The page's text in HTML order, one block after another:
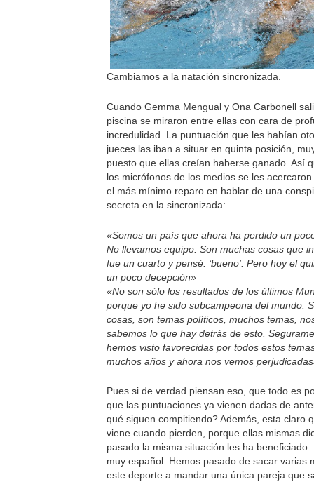
Cambiamos a la natación sincronizada.
Cuando Gemma Mengual y Ona Carbonell
piscina se miraron entre ellas con cara de
incredulidad. La puntuación que les habían
jueces las iban a situar en quinta posición,
puesto que ellas creían haberse ganado. Así
los micrófonos de los medios se les
el más mínimo reparo en hablar de una
secreta en la sincronizada:
«Somos un país que ahora ha perdido un
No llevamos equipo. Son muchas cosas que
fue un cuarto y pensé: ‘bueno’. Pero hoy el
un poco decepción»
«No son sólo los resultados de los últimos
porque yo he sido subcampeona del mundo.
cosas, son temas políticos, muchos temas,
sabemos lo que hay detrás de esto.
hemos visto favorecidas por todos estos
muchos años y ahora nos vemos
Pues si de verdad piensan eso, que todo es
que las puntuaciones ya vienen dadas de
qué siguen compitiendo? Además, esta claro
viene cuando pierden, porque ellas mismas
pasado la misma situación les ha beneficiado.
muy español. Hemos pasado de sacar varias
este deporte a mandar una única pareja que